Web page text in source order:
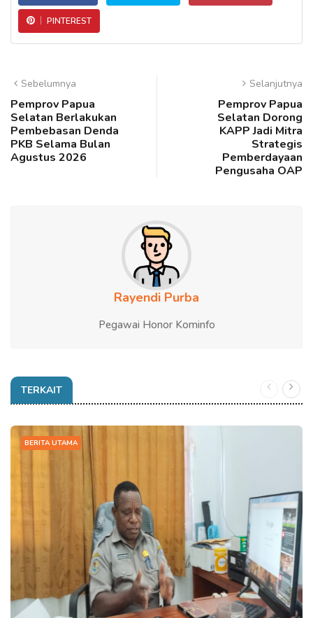
PINTEREST
Sebelumnya
Pemprov Papua
Selatan Berlakukan
Pembebasan Denda
PKB Selama Bulan
Agustus 2026
Selanjutnya
Pemprov Papua
Selatan Dorong
KAPP Jadi Mitra
Strategis
Pemberdayaan
Pengusaha OAP
Rayendi Purba
Pegawai Honor Kominfo
TERKAIT
BERITA UTAMA